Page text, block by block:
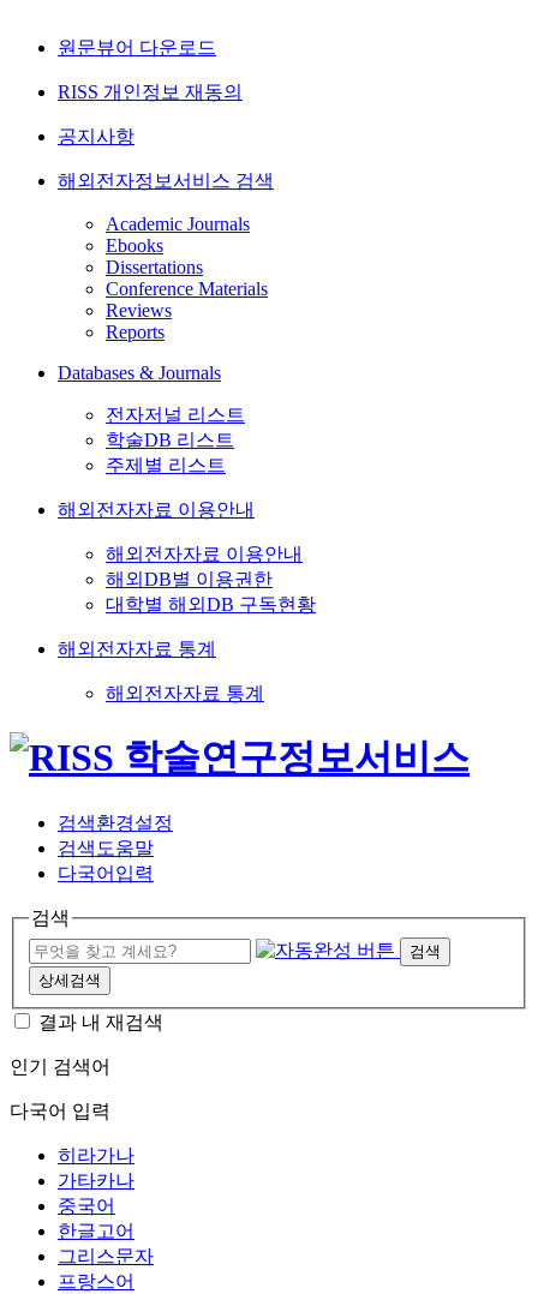
원문뷰어 다운로드
RISS 개인정보 재동의
공지사항
해외전자정보서비스 검색
Academic Journals
Ebooks
Dissertations
Conference Materials
Reviews
Reports
Databases & Journals
전자저널 리스트
학술DB 리스트
주제별 리스트
해외전자자료 이용안내
해외전자자료 이용안내
해외DB별 이용권한
대학별 해외DB 구독현황
해외전자자료 통계
해외전자자료 통계
검색환경설정
검색도움말
다국어입력
검색
검색
상세검색
결과 내 재검색
인기 검색어
다국어 입력
히라가나
가타카나
중국어
한글고어
그리스문자
프랑스어